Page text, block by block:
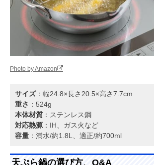
Photo by Amazon
サイズ：幅24.8×長さ20.5×高さ7.7cm
重さ ：524g
本体材質 ：ステンレス鋼
対応熱源 ：IH、ガス火など
容量 ：満水/約1.8L、適正/約700ml
天ぷら鍋の選び方、Q&A